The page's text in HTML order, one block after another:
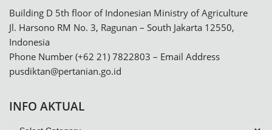
Building D 5th floor of Indonesian Ministry of Agriculture
Jl. Harsono RM No. 3, Ragunan – South Jakarta 12550,
Indonesia
Phone Number (+62 21) 7822803 – Email Address
pusdiktan@pertanian.go.id
INFO AKTUAL